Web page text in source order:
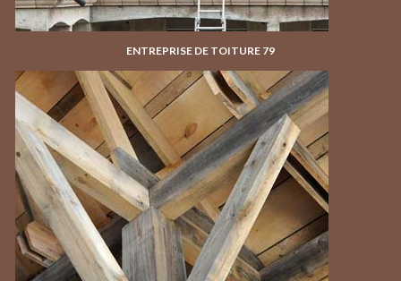
ENTREPRISE DE TOITURE 79